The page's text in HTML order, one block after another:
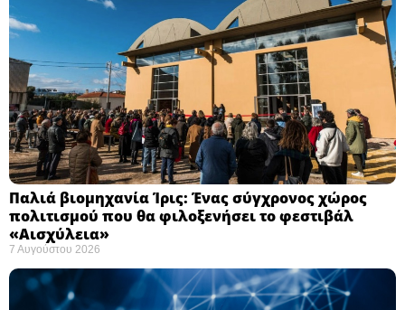
Παλιά βιομηχανία Ίρις: Ένας σύγχρονος χώρος
πολιτισμού που θα φιλοξενήσει το φεστιβάλ
«Αισχύλεια» ​
7 Αυγούστου 2026